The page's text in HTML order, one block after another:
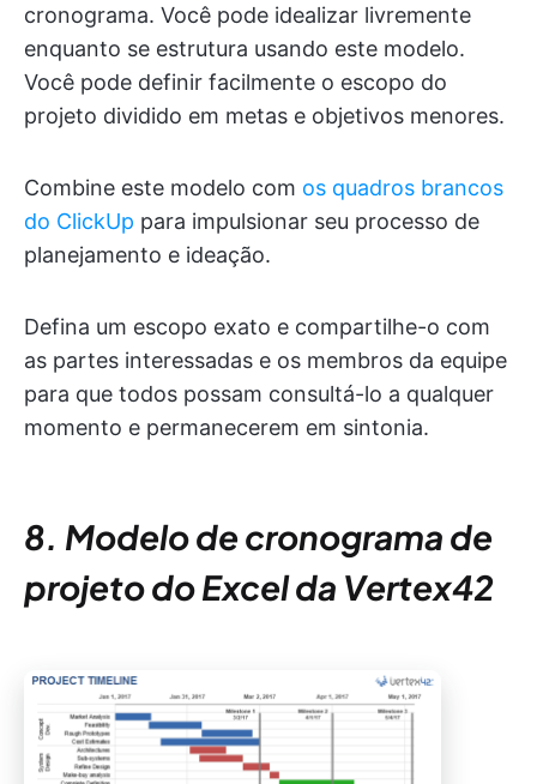
cronograma. Você pode idealizar livremente
enquanto se estrutura usando este modelo.
Você pode definir facilmente o escopo do
projeto dividido em metas e objetivos menores.
Combine este modelo com os quadros brancos
do ClickUp para impulsionar seu processo de
planejamento e ideação.
Defina um escopo exato e compartilhe-o com
as partes interessadas e os membros da equipe
para que todos possam consultá-lo a qualquer
momento e permanecerem em sintonia.
8. Modelo de cronograma de
projeto do Excel da Vertex42